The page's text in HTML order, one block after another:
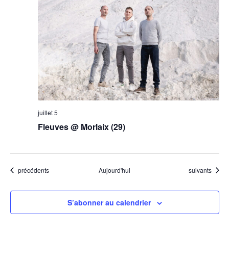
juillet 5
Fleuves @ Morlaix (29)
Évènements
précédents Aujourd'hui Évènements
suivants
S’abonner au calendrier